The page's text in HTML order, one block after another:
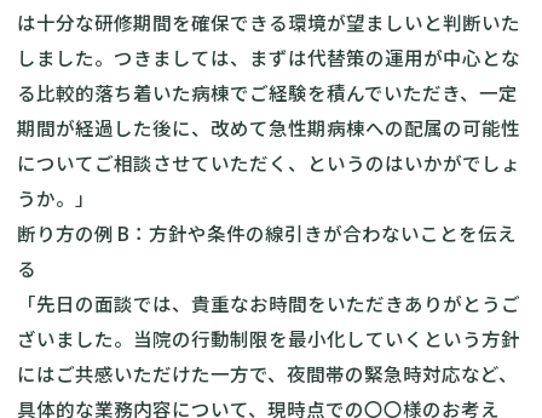
は十分な研修期間を確保できる環境が望ましいと判断いた
しました。つきましては、まずは代替策の運用が中心とな
る比較的落ち着いた病棟でご経験を積んでいただき、一定
期間が経過した後に、改めて急性期病棟への配属の可能性
についてご相談させていただく、というのはいかがでしょ
うか。」
断り方の例 B：方針や条件の線引きが合わないことを伝え
る
「先日の面談では、貴重なお時間をいただきありがとうご
ざいました。当院の行動制限を最小化していくという方針
にはご共感いただけた一方で、夜間帯の緊急時対応など、
具体的な業務内容について、現時点での〇〇様のお考え